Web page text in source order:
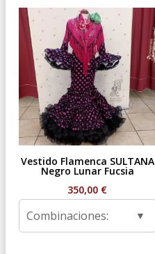
Vestido Flamenca SULTANA
Negro Lunar Fucsia
350,00 €
Combinaciones: